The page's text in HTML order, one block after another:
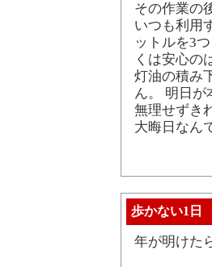
その作業の
いつも利用
ットルを3
くは安心の
灯油の積み
ん。 明日が
無理せずき
大晦日なん
歩かない1日
年が明けた